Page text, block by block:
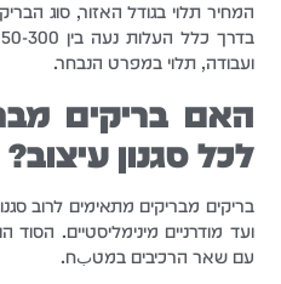
המחיר תלוי בגודל האזור, סוג
ועבודה, תלוי במפרט הנבחר.
האם בריקים
לכל סגנון עיצוב?
בריקים מבריקים מתאימים לרוב
ועד מודרניים מינימליסטיים.
עם שאר הרכיבים במטبח.